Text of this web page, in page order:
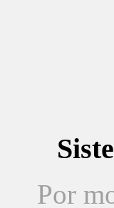
Por